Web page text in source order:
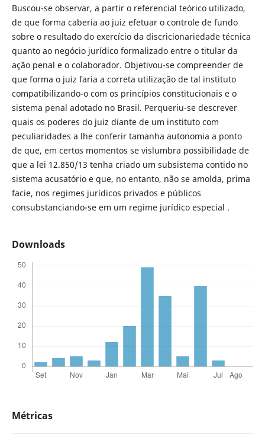
Buscou-se observar, a partir o referencial teórico utilizado,
de que forma caberia ao juiz efetuar o controle de fundo
sobre o resultado do exercício da discricionariedade técnica
quanto ao negócio jurídico formalizado entre o titular da
ação penal e o colaborador. Objetivou-se compreender de
que forma o juiz faria a correta utilização de tal instituto
compatibilizando-o com os princípios constitucionais e o
sistema penal adotado no Brasil. Perqueriu-se descrever
quais os poderes do juiz diante de um instituto com
peculiaridades a lhe conferir tamanha autonomia a ponto
de que, em certos momentos se vislumbra possibilidade de
que a lei 12.850/13 tenha criado um subsistema contido no
sistema acusatório e que, no entanto, não se amolda, prima
facie, nos regimes jurídicos privados e públicos
consubstanciando-se em um regime jurídico especial .
Downloads
Métricas